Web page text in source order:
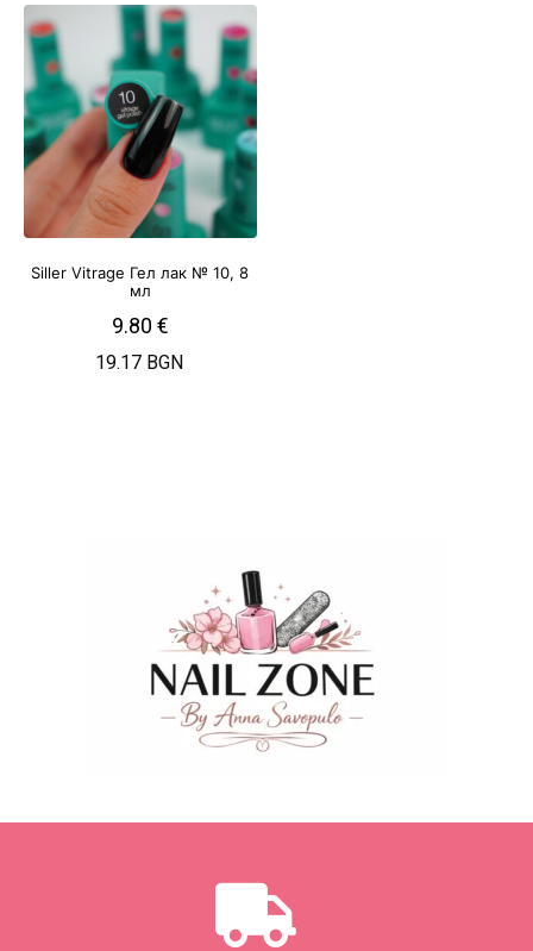
Siller Vitrage Гел лак № 10, 8
мл
9.80 €
19.17 BGN